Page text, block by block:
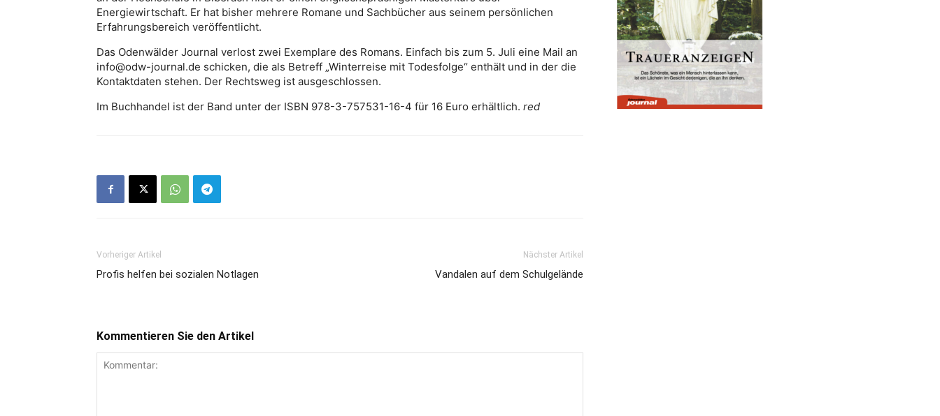
Energiewirtschaft. Er hat bisher mehrere Romane und Sachbücher aus seinem persönlichen
Erfahrungsbereich veröffentlicht.
Das Odenwälder Journal verlost zwei Exemplare des Romans. Einfach bis zum 5. Juli eine Mail an
info@odw-journal.de schicken, die als Betreff „Winterreise mit Todesfolge“ enthält und in der die
Kontaktdaten stehen. Der Rechtsweg ist ausgeschlossen.
Im Buchhandel ist der Band unter der ISBN 978-3-757531-16-4 für 16 Euro erhältlich. red
Vorheriger Artikel
Profis helfen bei sozialen Notlagen
Nächster Artikel
Vandalen auf dem Schulgelände
Kommentieren Sie den Artikel